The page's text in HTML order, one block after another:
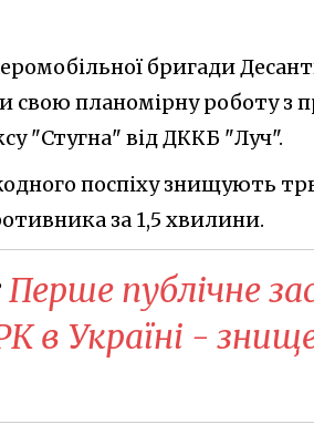
бригади
свою планомірну роботу з
"Стугна" від ДККБ "Луч".
поспіху знищують
за 1,5 хвилини.
Перше публічне
в Україні -